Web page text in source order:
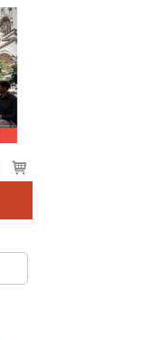
Voir
le